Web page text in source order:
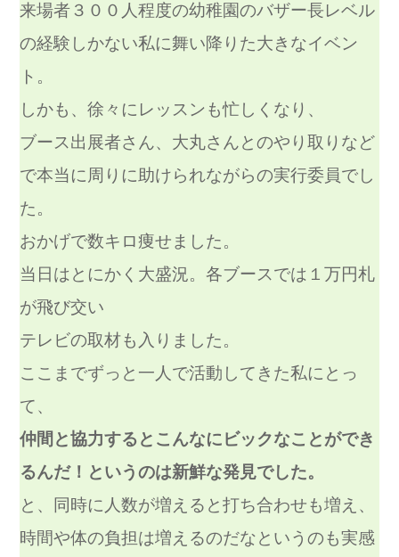
来場者３００人程度の幼稚園のバザー長レベル
の経験しかない私に舞い降りた大きなイベン
ト。
しかも、徐々にレッスンも忙しくなり、
ブース出展者さん、大丸さんとのやり取りなど
で本当に周りに助けられながらの実行委員でし
た。
おかげで数キロ痩せました。
当日はとにかく大盛況。各ブースでは１万円札
が飛び交い
テレビの取材も入りました。
ここまでずっと一人で活動してきた私にとっ
て、
仲間と協力するとこんなにビックなことができ
るんだ！というのは新鮮な発見でした。
と、同時に人数が増えると打ち合わせも増え、
時間や体の負担は増えるのだなというのも実感